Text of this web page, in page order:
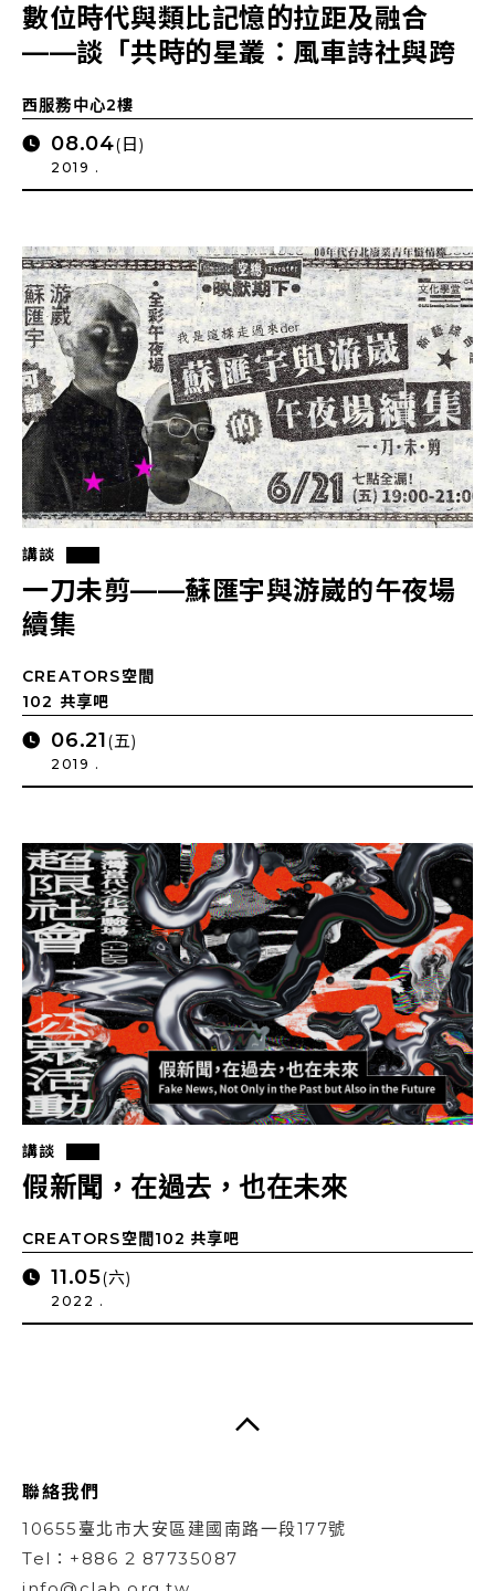
數位時代與類比記憶的拉距及融合
——談「共時的星叢：風車詩社與跨
西服務中心2樓
08.04(日)
2019 .
講談
一刀未剪——蘇匯宇與游崴的午夜場
續集
CREATORS空間
102 共享吧
06.21(五)
2019 .
講談
假新聞，在過去，也在未來
CREATORS空間102 共享吧
11.05(六)
2022 .
聯絡我們
10655臺北市大安區建國南路一段177號
Tel：+886 2 87735087